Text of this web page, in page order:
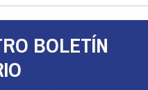
BOLETÍN